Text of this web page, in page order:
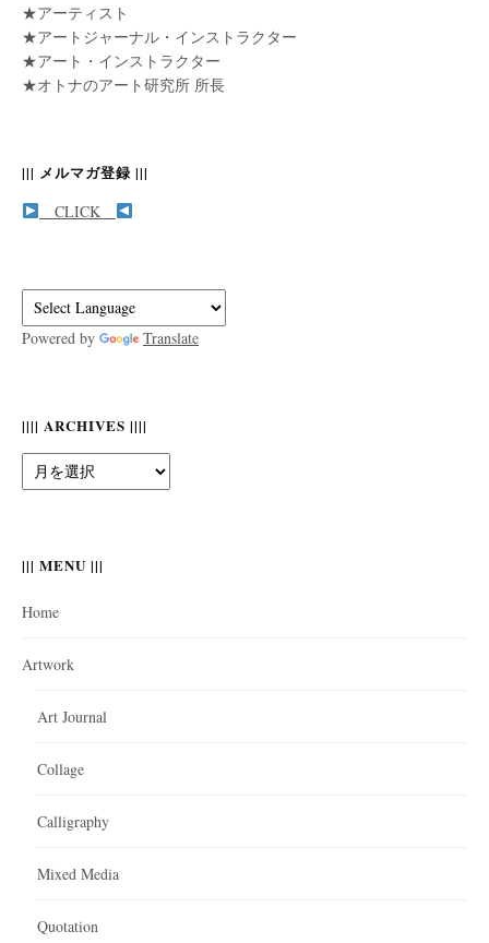
★アーティスト
★アートジャーナル・インストラクター
★アート・インストラクター
★オトナのアート研究所 所長
||| メルマガ登録 |||
CLICK
Powered by Translate
|||| ARCHIVES ||||
Archives
||| MENU |||
Home
Artwork
Art Journal
Collage
Calligraphy
Mixed Media
Quotation